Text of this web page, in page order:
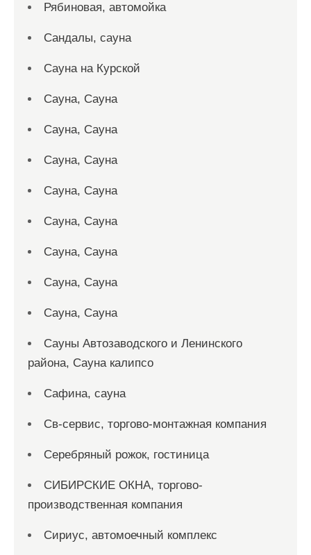
Рябиновая, автомойка
Сандалы, сауна
Сауна на Курской
Сауна, Сауна
Сауна, Сауна
Сауна, Сауна
Сауна, Сауна
Сауна, Сауна
Сауна, Сауна
Сауна, Сауна
Сауна, Сауна
Сауны Автозаводского и Ленинского
района, Сауна калипсо
Сафина, сауна
Св-сервис, торгово-монтажная компания
Серебряный рожок, гостиница
СИБИРСКИЕ ОКНА, торгово-
производственная компания
Сириус, автомоечный комплекс